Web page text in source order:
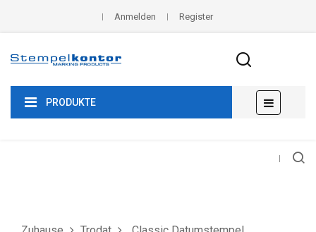
Anmelden Register
PRODUKTE
der
☰